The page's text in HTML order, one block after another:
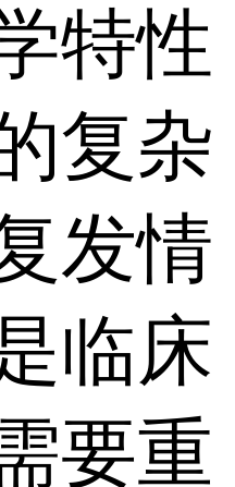
特性
复杂
发情
临床
要重